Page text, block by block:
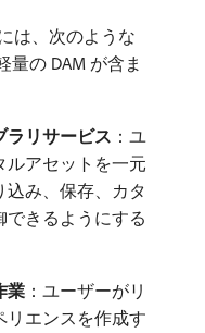
は、次のような
の DAM が含ま
ラリサービス ：ユ
ルアセットを一元
み、保存、カタ
できるようにする
業 ：ユーザーがリ
リエンスを作成す